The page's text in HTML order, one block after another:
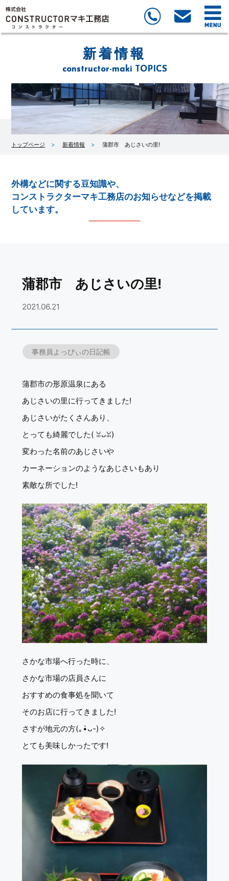
新着情報
constructor-maki TOPICS
トップページ 新着情報 蒲郡市 あじさいの里!
外構などに関する豆知識や、
コンストラクターマキ工務店のお知らせなどを掲載
しています。
蒲郡市 あじさいの里!
2021.06.21
事務員よっぴぃの日記帳
蒲郡市の形原温泉にある
あじさいの里に行ってきました!
あじさいがたくさんあり、
とっても綺麗でした( ꈍᴗꈍ)
変わった名前のあじさいや
カーネーションのようなあじさいもあり
素敵な所でした!
さかな市場へ行った時に、
さかな市場の店員さんに
おすすめの食事処を聞いて
そのお店に行ってきました!
さすが地元の方(｡•̀ᴗ-)✧
とても美味しかったです!